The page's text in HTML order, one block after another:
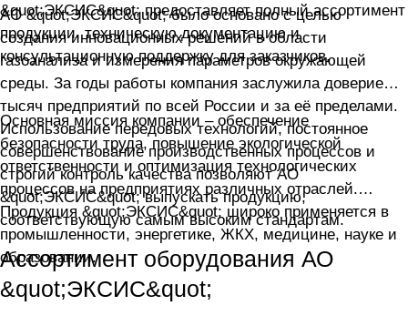
&quot;ЭКСИС&quot; предоставляет полный ассортимент
продукции, техническую документацию и
консультационную поддержку для заказчиков.
АО &quot;ЭКСИС&quot; было основано с целью
создания инновационных решений в области
газоанализа и измерения параметров окружающей
среды. За годы работы компания заслужила доверие
тысяч предприятий по всей России и за её пределами.
Использование передовых технологий, постоянное
совершенствование производственных процессов и
строгий контроль качества позволяют АО
&quot;ЭКСИС&quot; выпускать продукцию,
соответствующую самым высоким стандартам.
Основная миссия компании – обеспечение
безопасности труда, повышение экологической
ответственности и оптимизация технологических
процессов на предприятиях различных отраслей.
Продукция &quot;ЭКСИС&quot; широко применяется в
промышленности, энергетике, ЖКХ, медицине, науке и
образовании.
Ассортимент оборудования АО
&quot;ЭКСИС&quot;